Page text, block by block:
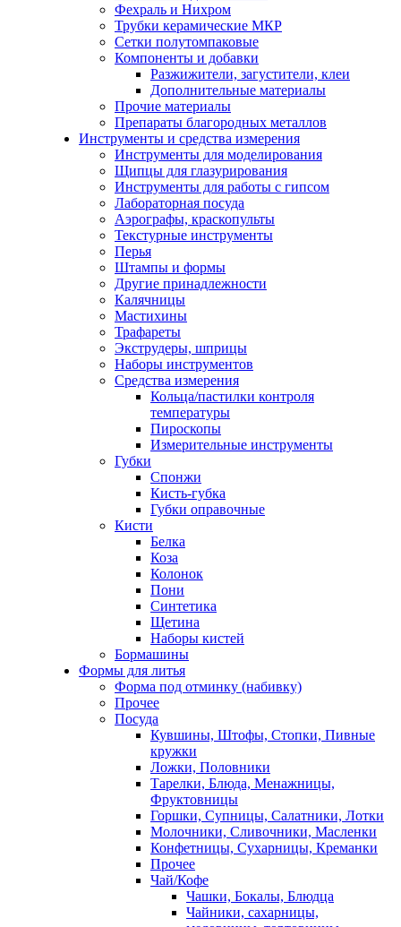
Фехраль и Нихром
Трубки керамические МКР
Сетки полутомпаковые
Компоненты и добавки
Разжижители, загустители, клеи
Дополнительные материалы
Прочие материалы
Препараты благородных металлов
Инструменты и средства измерения
Инструменты для моделирования
Щипцы для глазурирования
Инструменты для работы с гипсом
Лабораторная посуда
Аэрографы, краскопульты
Текстурные инструменты
Перья
Штампы и формы
Другие принадлежности
Калячницы
Мастихины
Трафареты
Экструдеры, шприцы
Наборы инструментов
Средства измерения
Кольца/пастилки контроля
температуры
Пироскопы
Измерительные инструменты
Губки
Спонжи
Кисть-губка
Губки оправочные
Кисти
Белка
Коза
Колонок
Пони
Синтетика
Щетина
Наборы кистей
Бормашины
Формы для литья
Форма под отминку (набивку)
Прочее
Посуда
Кувшины, Штофы, Стопки, Пивные
кружки
Ложки, Половники
Тарелки, Блюда, Менажницы,
Фруктовницы
Горшки, Супницы, Салатники, Лотки
Молочники, Сливочники, Масленки
Конфетницы, Сухарницы, Креманки
Прочее
Чай/Кофе
Чашки, Бокалы, Блюдца
Чайники, сахарницы,